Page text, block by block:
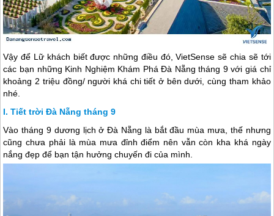
Vậy để Lữ khách biết được những điều đó, VietSense sẽ chia sẽ tới
các bạn những Kinh Nghiệm Khám PháĐà Nẵng tháng 9 với giá chỉ
khoảng 2 triệu đồng/ người khá chi tiết ở bên dưới, cùng tham khảo
nhé.
Tiết trời Đà Nẵng tháng 9
Vào tháng 9 dương lịch ởĐà Nẵng là bắt đầu mùa mưa, thế nhưng
cũng chưa phải là mùa mưa đỉnh điểm nên vẫn còn kha khá ngày
nắng đẹp để bạn tận hưởng chuyến đi của mình.